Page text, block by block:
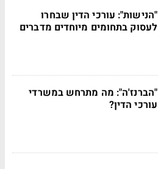
"הנישות": עורכי הדין שבחרו
לעסוק בתחומים מיוחדים מדברים
"הברנז'ה": מה מתרחש במשרדי
עורכי הדין?